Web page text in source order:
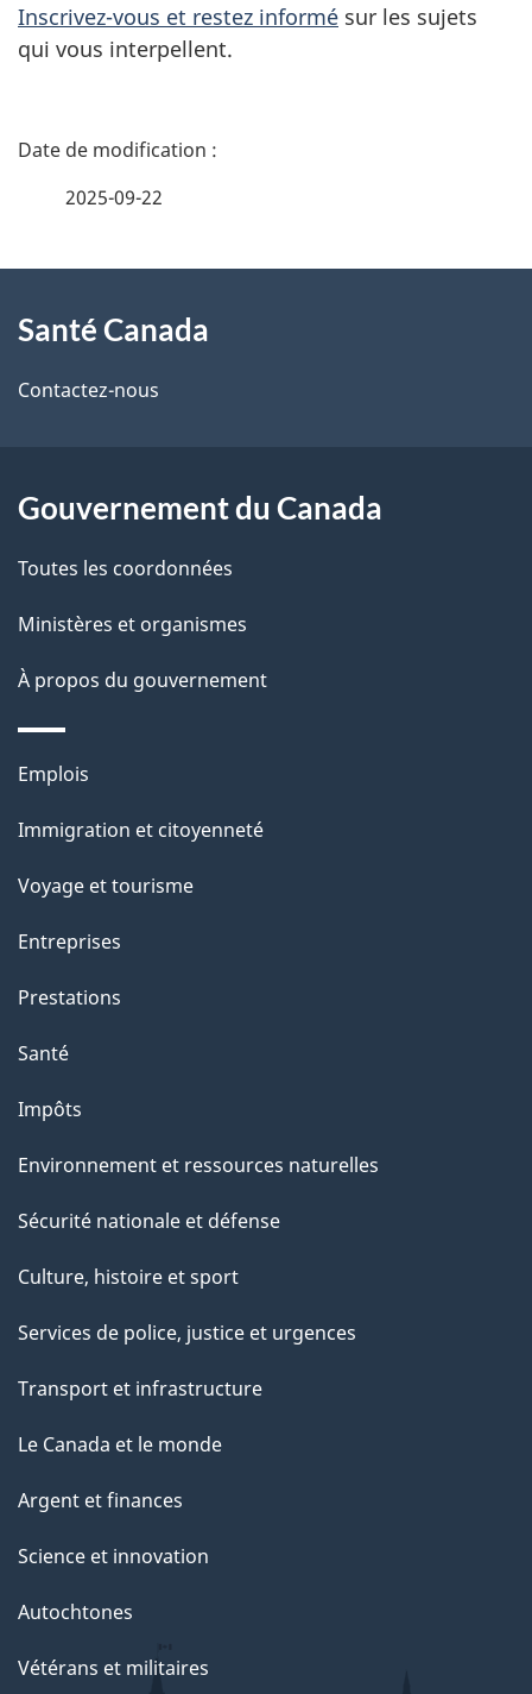
Inscrivez-vous et restez informé sur les sujets
qui vous interpellent.
D
i
l
d
e
p
a
2025-09-22
propos
de
site
Santé Canada
Contactez-nous
Gouvernement du Canada
Toutes les coordonnées
Ministères et organismes
À propos du gouvernement
Thèmes
sujets
Emplois
Immigration et citoyenneté
Voyage et tourisme
Entreprises
Prestations
Santé
Impôts
Environnement et ressources naturelles
Sécurité nationale et défense
Culture, histoire et sport
Services de police, justice et urgences
Transport et infrastructure
Le Canada et le monde
Argent et finances
Science et innovation
Autochtones
Vétérans et militaires